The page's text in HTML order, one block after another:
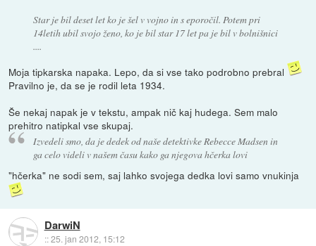
Star je bil deset let ko je šel v vojno in s eporočil. Potem pri
14letih ubil svojo ženo, ko je bil star 17 let pa je bil v bolnišnici
....
Moja tipkarska napaka. Lepo, da si vse tako podrobno prebral
Pravilno je, da se je rodil leta 1934.
Še nekaj napak je v tekstu, ampak nič kaj hudega. Sem malo
prehitro natipkal vse skupaj.
Izvedeli smo, da je dedek od naše detektivke Rebecce Madsen in
ga celo videli v našem času kako ga njegova hčerka lovi
"hčerka" ne sodi sem, saj lahko svojega dedka lovi samo vnukinja
DarwiN
::25. jan 2012, 15:12